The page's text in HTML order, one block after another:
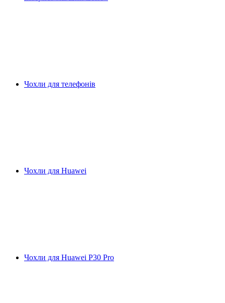
Чохли для телефонів
Чохли для Huawei
Чохли для Huawei P30 Pro